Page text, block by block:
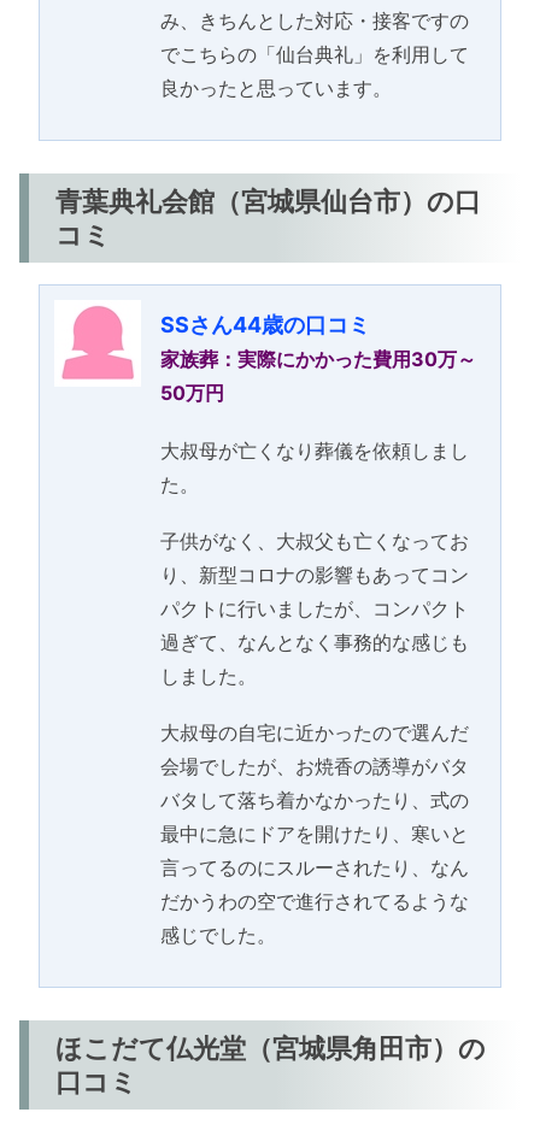
み、きちんとした対応・接客ですの
でこちらの「仙台典礼」を利用して
良かったと思っています。
青葉典礼会館（宮城県仙台市）の口
コミ
SSさん44歳の口コミ
家族葬：実際にかかった費用30万～
50万円
大叔母が亡くなり葬儀を依頼しまし
た。
子供がなく、大叔父も亡くなってお
り、新型コロナの影響もあってコン
パクトに行いましたが、コンパクト
過ぎて、なんとなく事務的な感じも
しました。
大叔母の自宅に近かったので選んだ
会場でしたが、お焼香の誘導がバタ
バタして落ち着かなかったり、式の
最中に急にドアを開けたり、寒いと
言ってるのにスルーされたり、なん
だかうわの空で進行されてるような
感じでした。
ほこだて仏光堂（宮城県角田市）の
口コミ